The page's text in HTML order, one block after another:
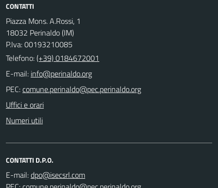
CONTATTI
Piazza Mons. A.Rossi, 1
18032 Perinaldo (IM)
P.Iva: 00193210085
Telefono:(+39) 0184672001
E-mail:
PEC:
Uffici e orari
Numeri utili
CONTATTI D.P.O.
E-mail: